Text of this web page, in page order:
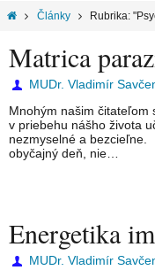
Články Rubrika:
Matrica
MUDr. Vladimír
Mnohým našim čitateľom
v priebehu nášho života
nezmyselné a
obyčajný deň, nie…
Energetika
MUDr. Vladimír